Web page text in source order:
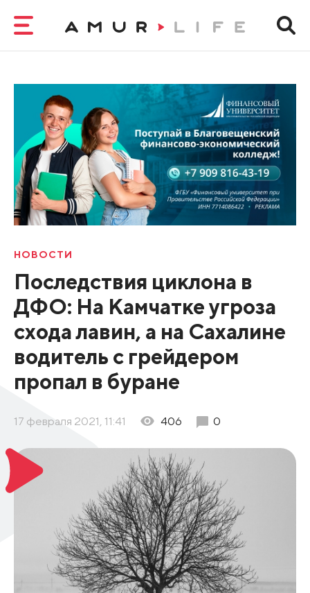
НОВОСТИ
Последствия циклона в
ДФО: На Камчатке угроза
схода лавин, а на Сахалине
водитель с грейдером
пропал в буране
17 февраля 2021, 11:41 406 0